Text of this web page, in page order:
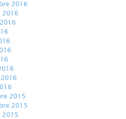
2016
2016
2015
2015
2015